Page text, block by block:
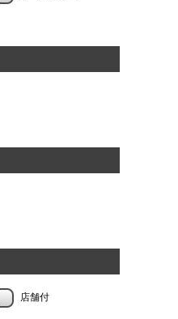
店舗付